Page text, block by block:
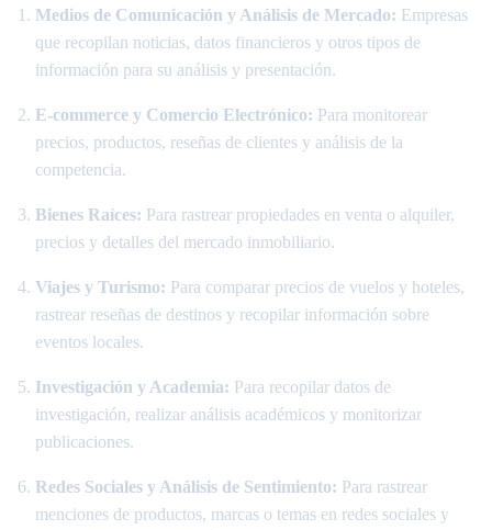
Medios de Comunicación y Análisis de Mercado: Empresas
que recopilan noticias, datos financieros y otros tipos de
información para su análisis y presentación.
E-commerce y Comercio Electrónico: Para monitorear
precios, productos, reseñas de clientes y análisis de la
competencia.
Bienes Raíces: Para rastrear propiedades en venta o alquiler,
precios y detalles del mercado inmobiliario.
Viajes y Turismo: Para comparar precios de vuelos y hoteles,
rastrear reseñas de destinos y recopilar información sobre
eventos locales.
Investigación y Academia: Para recopilar datos de
investigación, realizar análisis académicos y monitorizar
publicaciones.
Redes Sociales y Análisis de Sentimiento: Para rastrear
menciones de productos, marcas o temas en redes sociales y